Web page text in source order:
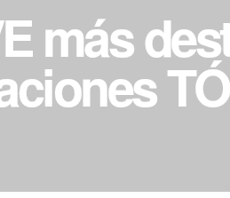
más